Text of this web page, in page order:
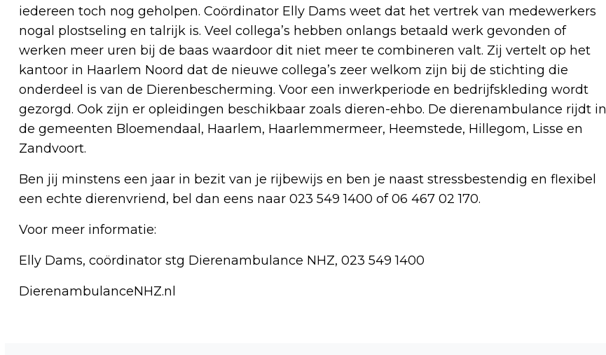
iedereen toch nog geholpen. Coördinator Elly Dams weet dat het vertrek van medewerkers
nogal plostseling en talrijk is. Veel collega’s hebben onlangs betaald werk gevonden of
werken meer uren bij de baas waardoor dit niet meer te combineren valt. Zij vertelt op het
kantoor in Haarlem Noord dat de nieuwe collega’s zeer welkom zijn bij de stichting die
onderdeel is van de Dierenbescherming. Voor een inwerkperiode en bedrijfskleding wordt
gezorgd. Ook zijn er opleidingen beschikbaar zoals dieren-ehbo. De dierenambulance rijdt in
de gemeenten Bloemendaal, Haarlem, Haarlemmermeer, Heemstede, Hillegom, Lisse en
Zandvoort.
Ben jij minstens een jaar in bezit van je rijbewijs en ben je naast stressbestendig en flexibel
een echte dierenvriend, bel dan eens naar 023 549 1400 of 06 467 02 170.
Voor meer informatie:
Elly Dams, coördinator stg Dierenambulance NHZ, 023 549 1400
DierenambulanceNHZ.nl